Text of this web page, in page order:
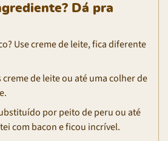
Dá pra
Use creme de leite, fica diferente
de leite ou até uma colher de
por peito de peru ou até
com bacon e ficou incrível.